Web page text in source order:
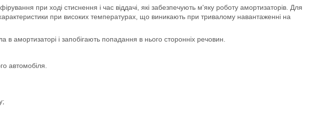
при ході стиснення і час віддачі, які забезпечують м'яку роботу амортизаторів. Для
характеристики при високих температурах, що виникають при тривалому навантаженні на
амортизаторі і запобігають попадання в нього сторонніх речовин.
автомобіля.